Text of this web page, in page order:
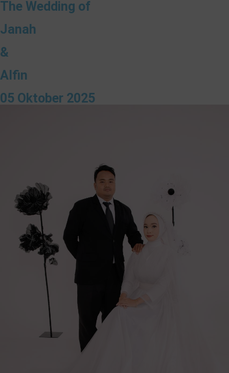
The Wedding of
Janah
&
Alfin
05 Oktober 2025